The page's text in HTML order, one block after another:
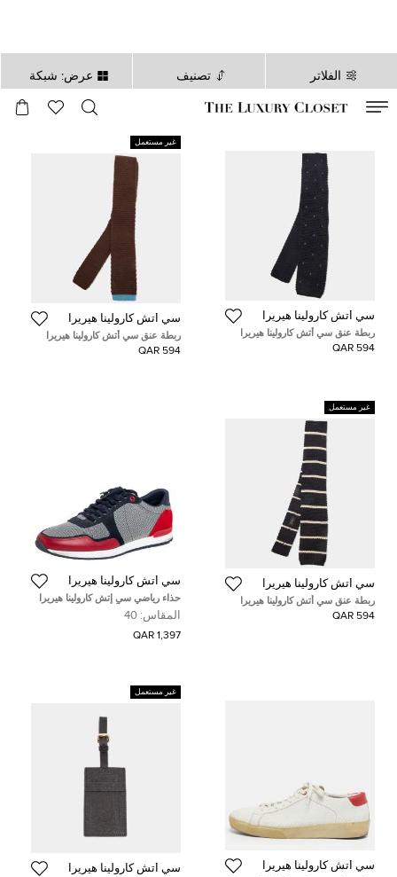
الفلاتر تصنيف عرض: شبكة
ثانية
سي أتش كارولينا هيريرا
ربطة عنق سي أتش كارولينا هيريرا
حرير منقطة زرقاء كحلي كلاسيكية
594 QAR
غير مستعمل
سي أتش كارولينا هيريرا
ربطة عنق سي أتش كارولينا هيريرا
بني صوف محبوكة ضيقة
594 QAR
غير مستعمل
سي أتش كارولينا هيريرا
ربطة عنق سي أتش كارولينا هيريرا
مخطط كحلي/كريمي حرير محبوك
594 QAR
سي أتش كارولينا هيريرا
حذاء رياضي سي إتش كارولينا هيريرا
سويدي متعدد الألوان وجلد بعنق
منخفض مقاس 40
المقاس: 40
1,397 QAR
سي أتش كارولينا هيريرا
غير مستعمل
سي أتش كارولينا هيريرا